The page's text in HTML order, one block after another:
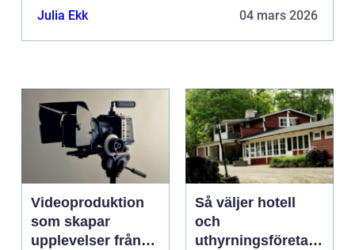
Julia Ekk 04 mars 2026
Videoproduktion
som skapar
upplevelser från
Så väljer hotell
och
uthyrningsföretag